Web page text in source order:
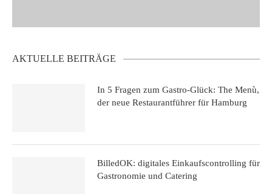
AKTUELLE BEITRÄGE
In 5 Fragen zum Gastro-Glück: The Menù,
der neue Restaurantführer für Hamburg
BilledOK: digitales Einkaufscontrolling für
Gastronomie und Catering